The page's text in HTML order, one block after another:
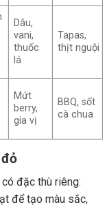
Dâu,
vani,
thuốc
lá
Tapas,
thịt nguội
Mứt
berry,
gia vị
BBQ, sốt
cà chua
đặc thù riêng:
để tạo màu sắc,